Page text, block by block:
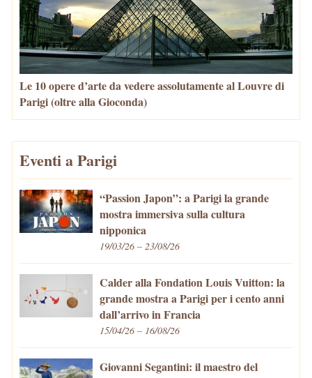
Le 10 opere d’arte da vedere assolutamente al Louvre di
Parigi (oltre alla Gioconda)
Eventi a Parigi
“Passion Japon”: a Parigi la grande
mostra immersiva sulla cultura
nipponica
19/03/26 – 23/08/26
Calder alla Fondation Louis Vuitton: la
grande mostra a Parigi per i cento anni
dall’arrivo in Francia
15/04/26 – 16/08/26
Giovanni Segantini: il maestro del